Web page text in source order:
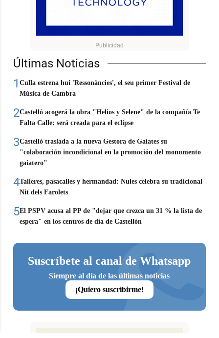
Últimas Noticias
1Culla estrena hui 'Ressonàncies', el seu primer Festival de
Música de Cambra
2Castelló acogerá la obra "Helios y Selene" de la compañía Te
Falta Calle: será creada para el eclipse
3Castelló traslada a la nueva Gestora de Gaiates su
"colaboración incondicional en la promoción del monumento
gaiatero"
4Talleres, pasacalles y hermandad: Nules celebra su tradicional
Nit dels Farolets
5El PSPV acusa al PP de "dejar que crezca un 31 % la lista de
espera" en los centros de día de Castellón
Suscríbete al canal de Whatsapp
Siempre al día de las últimas noticias
¡Quiero suscribirme!